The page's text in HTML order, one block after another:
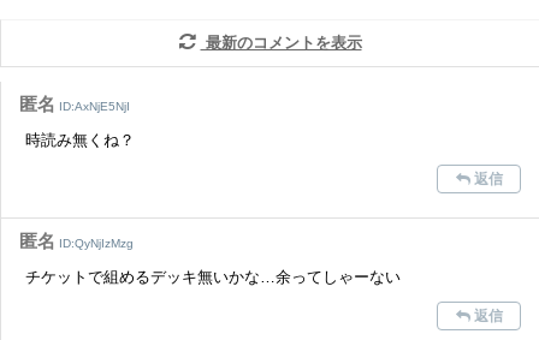
コメントの削除を申請する※投稿内容を確認後、順次対応さ
せていただきます。ご了承ください。
さい。
また、過度な利用規約の違反や、弊社に損害の及ぶ内容の書き込みがあ
かじめご理解くださいませ。
最新のコメントを表示
匿名 ID:AxNjE5NjI
時読み無くね？
返信
匿名 ID:QyNjIzMzg
チケットで組めるデッキ無いかな…余ってしゃーない
返信